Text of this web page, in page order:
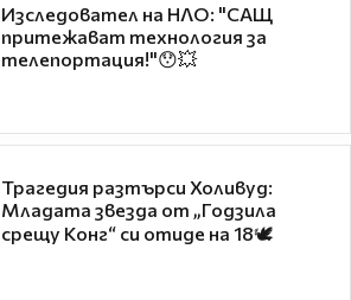
Изследовател на НЛО: "САЩ
притежават технология за
телепортация!"😯💥
Трагедия разтърси Холивуд:
Младата звезда от „Годзила
срещу Конг“ си отиде на 18🕊️